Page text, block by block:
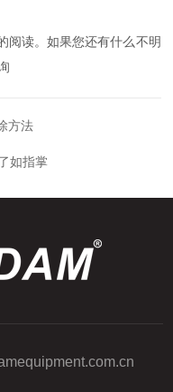
读。如果您还有什么不明
方法
如指掌